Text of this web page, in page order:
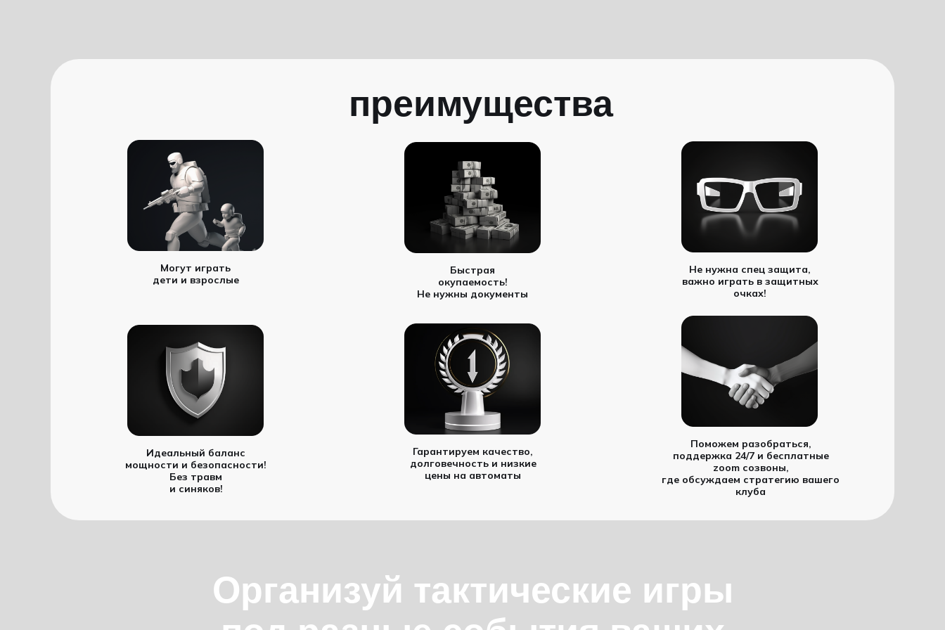
Могут играть
дети и взрослые
Быстрая
окупаемость!
Не нужны документы
Не нужна спец защита,
важно играть в защитных
очках!
Гарантируем качество,
долговечность и низкие
цены на автоматы
преимущества
Идеальный баланс
мощности и безопасности!
Без травм
и синяков!
Поможем разобраться,
поддержка 24/7 и бесплатные
zoom созвоны,
где обсуждаем стратегию вашего
клуба
Организуй тактические игры